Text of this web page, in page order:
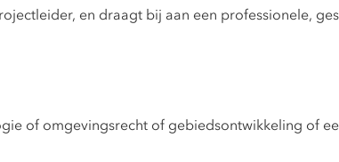
en draagt bij aan een professionele,
of omgevingsrecht of gebiedsontwikkeling of